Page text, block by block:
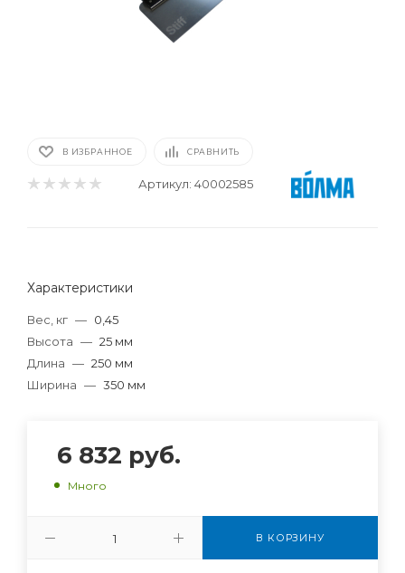
В ИЗБРАННОЕ СРАВНИТЬ
Артикул: 40002585
Характеристики
Вес, кг — 0,45
Высота — 25 мм
Длина — 250 мм
Ширина — 350 мм
6 832 руб.
Много
В КОРЗИНУ